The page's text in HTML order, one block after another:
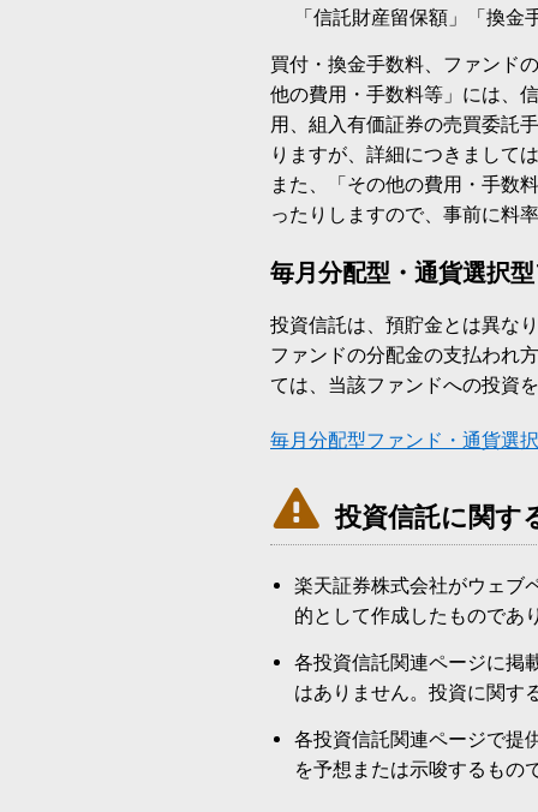
「信託財産留保額」「換
買付・換金手数料、ファンド
他の費用・手数料等」には、
用、組入有価証券の売買委託
りますが、詳細につきまして
また、「その他の費用・手数
ったりしますので、事前に料
毎月分配型・通貨選択
投資信託は、預貯金とは異な
ファンドの分配金の支払われ
ては、当該ファンドへの投資
毎月分配型ファンド・通貨選
 投資信託に関す
楽天証券株式会社がウェブ
的として作成したものであ
各投資信託関連ページに掲
はありません。投資に関す
各投資信託関連ページで提
を予想または示唆するもの